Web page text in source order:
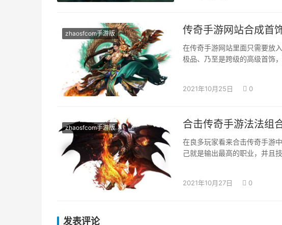
zhaosfcom手游版 传奇手游网站合成首
在传奇手游网站里面只需要放
极品、乃至是跨级的高级首饰
2021年10月25日 0
zhaosfcom手游版 合击传奇手游法法组
在良多玩家看来合击传奇手游
己就是输出最高的职业，并且
2021年10月27日 0
发表评论